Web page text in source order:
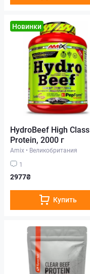
Новинки
HydroBeef High Class
Protein, 2000 г
Amix • Великобритания
1
2977₴
Купить